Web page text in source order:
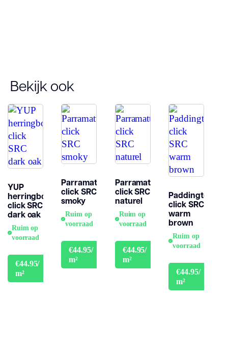
Bekijk ook
YUP
herringbone
click SRC
dark oak
Ruim op
voorraad
€44.95/
m²
€49.95
Parramatta
click SRC
smoky
Ruim op
voorraad
€44.95/
m²
Parramatta
click SRC
naturel
Ruim op
voorraad
€44.95/
m²
Paddington
click SRC
warm
brown
Ruim op
voorraad
€44.95/
m²